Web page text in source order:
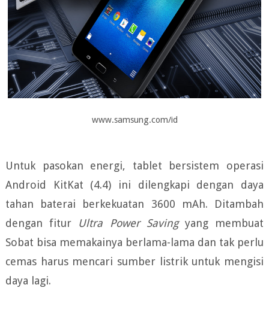
www.samsung.com/id
Untuk pasokan energi, tablet bersistem operasi
Android KitKat (4.4) ini dilengkapi dengan daya
tahan baterai berkekuatan 3600 mAh. Ditambah
dengan fitur Ultra Power Savingyang membuat
Sobat bisa memakainya berlama-lama dan tak perlu
cemas harus mencari sumber listrik untuk mengisi
daya lagi.